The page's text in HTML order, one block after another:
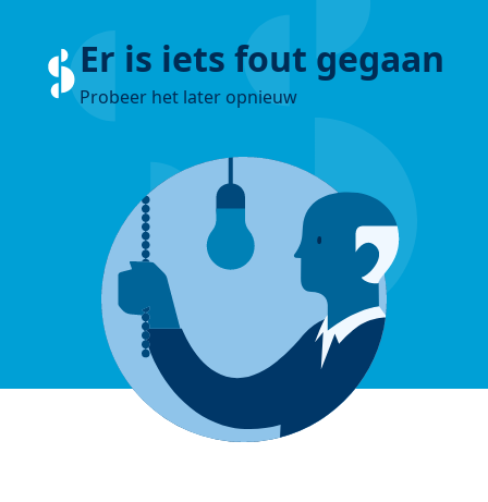
Er is iets fout gegaan
Probeer het later opnieuw